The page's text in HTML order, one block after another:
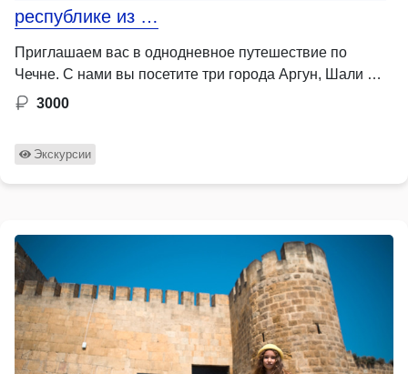
республике из …
Приглашаем вас в однодневное путешествие по
Чечне. С нами вы посетите три города Аргун, Шали …
3000
Экскурсии